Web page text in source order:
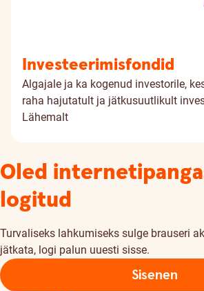
Investeerimisfondid
Algajale ja ka kogenud investorile,
raha hajutatult ja jätkusuutlikult
Lähemalt
Oled
logitud
Turvaliseks lahkumiseks sulge brauseri
jätkata, logi palun uuesti sisse.
Sisenen